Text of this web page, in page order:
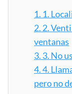
1. 1.
2. 2.
ventanas
3. 3. No
4.4.
pero no